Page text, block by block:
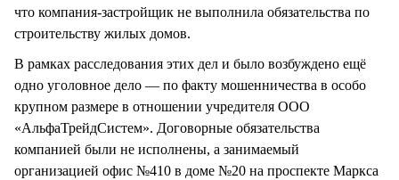
что компания-застройщик не выполнила обязательства по
строительству жилых домов.
В рамках расследования этих дел и было возбуждено ещё
одно уголовное дело — по факту мошенничества в особо
крупном размере в отношении учредителя ООО
«АльфаТрейдСистем». Договорные обязательства
компанией были не исполнены, а занимаемый
организацией офис №410 в доме №20 на проспекте Маркса